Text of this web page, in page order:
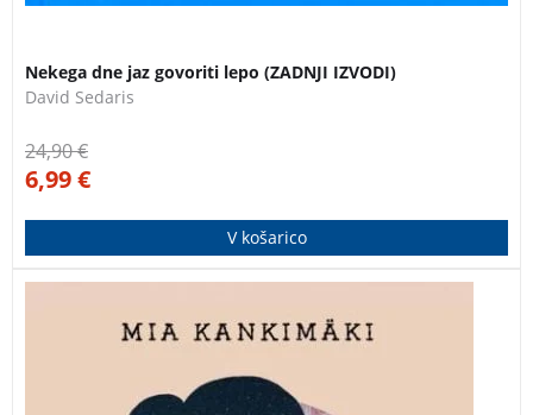
Nekega dne jaz govoriti lepo (ZADNJI IZVODI)
David Sedaris
24,90€
6,99€
V košarico
Po sledeh junakinj iz zgodovine … Kaj lahko
štiridesetletna ženska brez otrok počne v svojem
življenju? Skoči na letalo in sledi stopnjam umetnic in
raziskovalk iz zgodovine, ki so za časa svojega življenja